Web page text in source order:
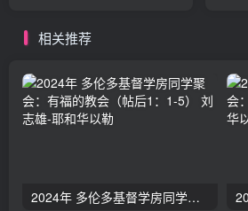
相关推荐
2024年 多伦多基督学房同学聚会：有福的教会（帖后1：1-5） 刘志雄